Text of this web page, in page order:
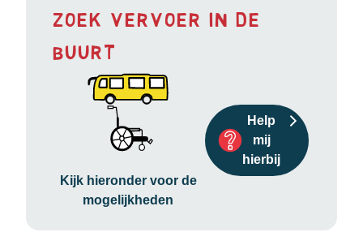
zoek vervoer in de
buurt
Kijk hieronder voor de
mogelijkheden
Help
mij
hierbij